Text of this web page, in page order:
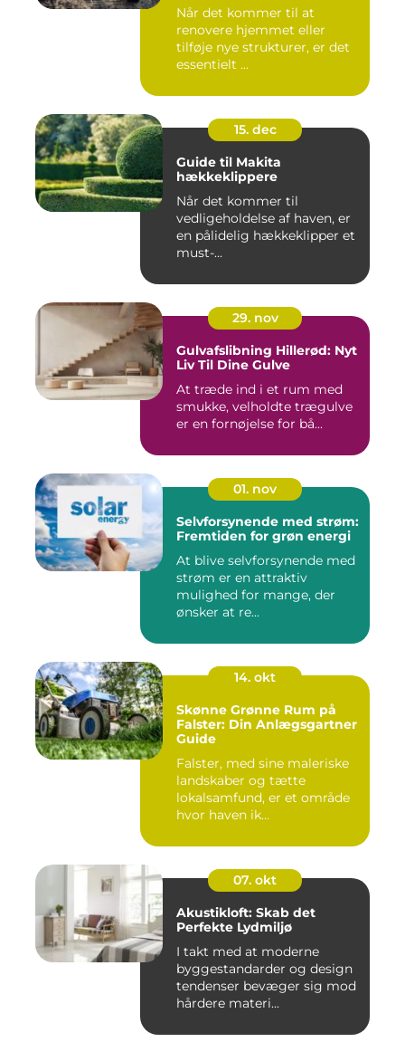
Når det kommer til at
renovere hjemmet eller
tilføje nye strukturer, er det
essentielt ...
15. dec
Guide til Makita
hækkeklippere
Når det kommer til
vedligeholdelse af haven, er
en pålidelig hækkeklipper et
must-...
29. nov
Gulvafslibning Hillerød: Nyt
Liv Til Dine Gulve
At træde ind i et rum med
smukke, velholdte trægulve
er en fornøjelse for bå...
01. nov
Selvforsynende med strøm:
Fremtiden for grøn energi
At blive selvforsynende med
strøm er en attraktiv
mulighed for mange, der
ønsker at re...
14. okt
Skønne Grønne Rum på
Falster: Din Anlægsgartner
Guide
Falster, med sine maleriske
landskaber og tætte
lokalsamfund, er et område
hvor haven ik...
07. okt
Akustikloft: Skab det
Perfekte Lydmiljø
I takt med at moderne
byggestandarder og design
tendenser bevæger sig mod
hårdere materi...